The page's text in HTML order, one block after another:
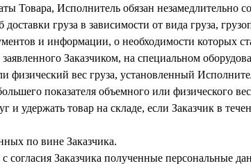
Исполнитель обязан незамедлительно
груза в зависимости от вида груза,
и информации, о необходимости которых
Заказчиком, на специальном
вес груза, установленный
показателя объемного или физического
удержать товар на складе, если Заказчик в
по вине Заказчика.
Заказчика полученные персональные